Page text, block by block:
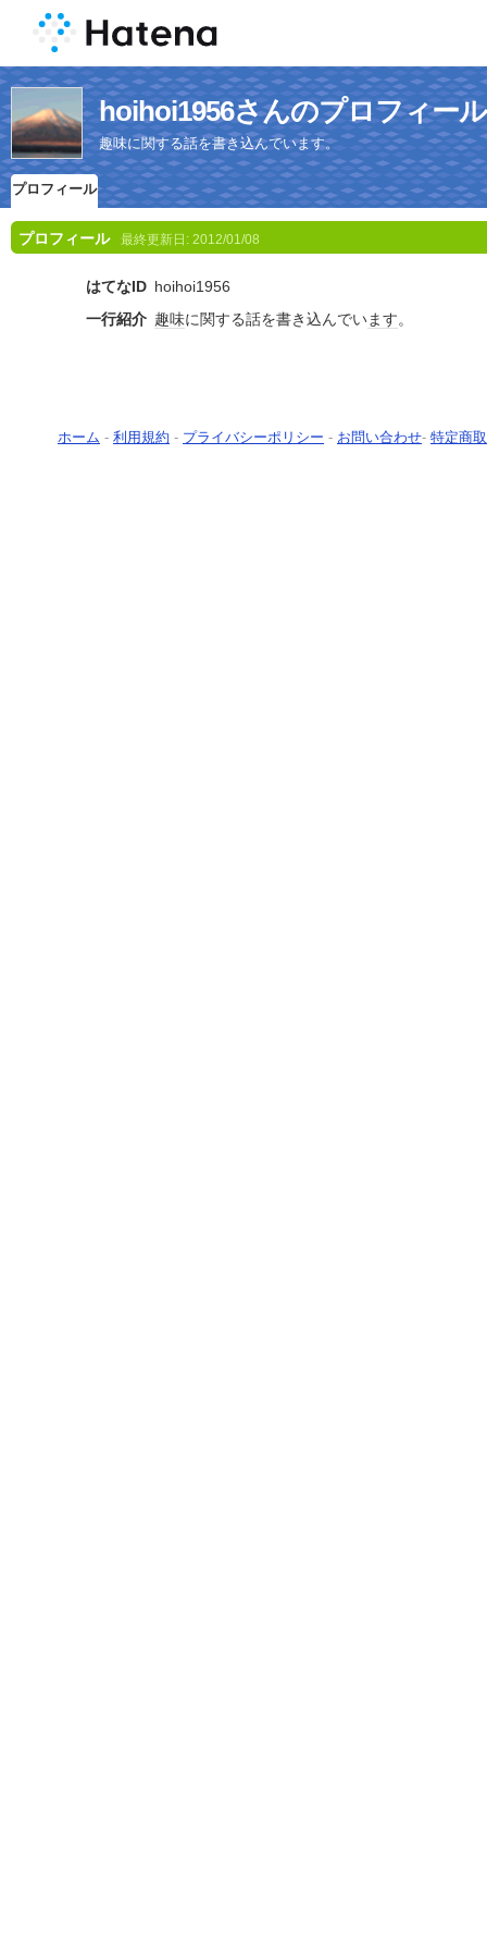
hoihoi1956さんのプロフィール
趣味に関する話を書き込んでいます。
プロフィール
プロフィール 最終更新日: 2012/01/08
はてなID hoihoi1956
一行紹介 趣味に関する話を書き込んでいます。
ホーム - 利用規約 - プライバシーポリシー - お問い合わせ- 特定商